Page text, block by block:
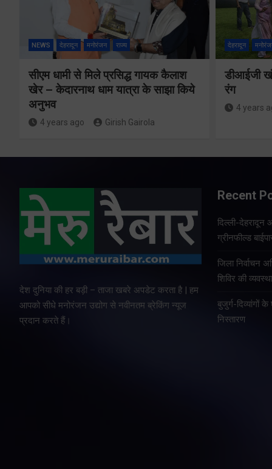
NEWS देहरादून मनोरंजन राज्य
सीएम धामी से मिले प्रसिद्ध गायक कैलाश
खेर – केदारनाथ धाम यात्रा के साझा किये
अनुभव
4 years ago Girish Gairola
देहरादून
डीआईजी
रंग
4 years
देश दुनिया की हर बड़ी – ताजा खबरे अपडेट करता है | हम
आपको सीधे मनोरंजन उद्योग से नवीनतम ब्रेकिंग न्यूज
प्रदान करते हैं।
Recent
दिल्ली-देहरादून
ग्रीनफील्ड
जिला निर्वाचन
शिविर की
बुजुर्ग-दिव्यांगों
निस्तारण